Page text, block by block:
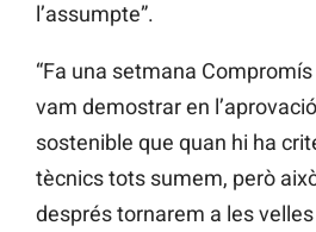
l’assumpte”.
“Fa una setmana
vam demostrar en
sostenible que quan hi ha
tècnics tots sumem, però
després tornarem a les